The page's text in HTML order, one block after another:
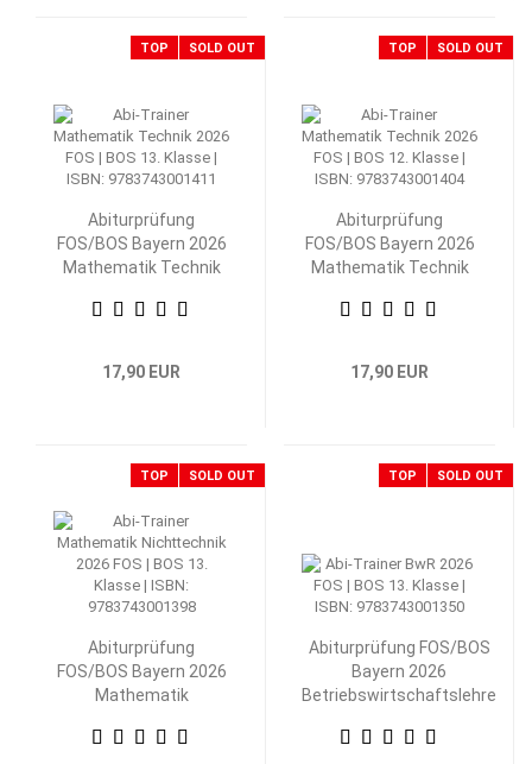
TOP SOLD OUT
Abiturprüfung
FOS/BOS Bayern 2026
Mathematik Technik
17,90 EUR
TOP SOLD OUT
Abiturprüfung
FOS/BOS Bayern 2026
Mathematik Technik
17,90 EUR
TOP SOLD OUT
Abiturprüfung
FOS/BOS Bayern 2026
Mathematik
Klasse
TOP SOLD OUT
Abiturprüfung FOS/BOS
Bayern 2026
Betriebswirtschaftslehre
Klasse